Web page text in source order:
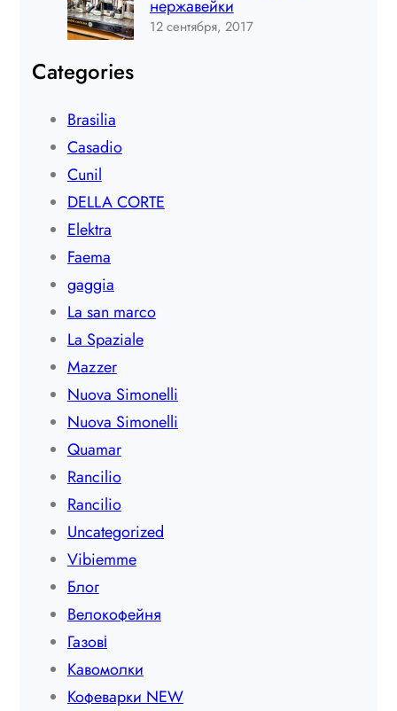
нержавейки
12 сентября, 2017
Categories
Brasilia
Casadio
Cunil
DELLA CORTE
Elektra
Faema
gaggia
La san marco
La Spaziale
Mazzer
Nuova Simonelli
Nuova Simonelli
Quamar
Rancilio
Rancilio
Uncategorized
Vibiemme
Блог
Велокофейня
Газові
Кавомолки
Кофеварки NEW